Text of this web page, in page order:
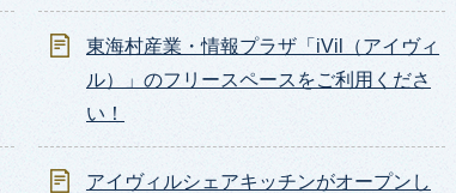
東海村産業・情報プラザ「iVil（アイヴィ
ル）」のフリースペースをご利用くださ
い！
アイヴィルシェアキッチンがオープンし